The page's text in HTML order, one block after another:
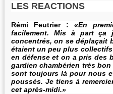
LES REACTIONS
Rémi Feutrier :
«En
facilement. Mis à part ça
concentrés, on se déplaçait
étaient un peu plus
en défense et on a pris des
gardien chambérien très
sont toujours là pour nous
poussés. Je tiens à
cet après-midi.»